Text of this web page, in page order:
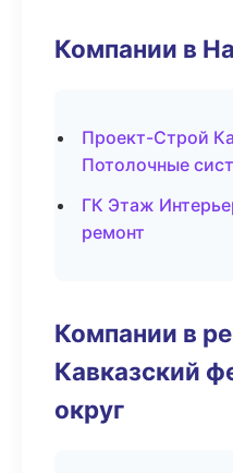
Компании в
Проект-Строй
Потолочные
ГК Этаж
ремонт
Компании в
Кавказский
округ